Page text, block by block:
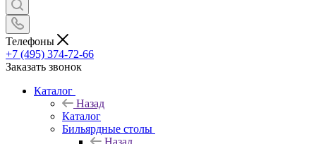
Телефоны
+7 (495) 374-72-66
Заказать звонок
Каталог
Назад
Каталог
Бильярдные столы
Назад